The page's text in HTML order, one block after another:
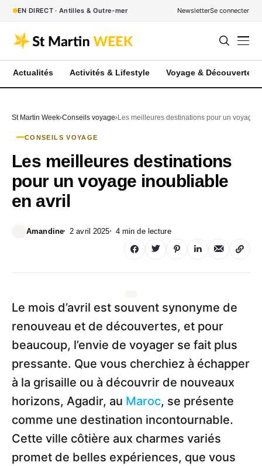
EN DIRECT · Antilles & Outre-mer NewsletterSe connecter
Actualités Activités & Lifestyle Voyage & Découverte
St Martin Week Conseils voyage Les meilleures destinations pour un voyage
CONSEILS VOYAGE
Les meilleures destinations
pour un voyage inoubliable
en avril
Amandine 2 avril 2025 4 min de lecture
Le mois d’avril est souvent synonyme de
renouveau et de découvertes, et pour
beaucoup, l’envie de voyager se fait plus
pressante. Que vous cherchiez à échapper
à la grisaille ou à découvrir de nouveaux
horizons, Agadir, au Maroc, se présente
comme une destination incontournable.
Cette ville côtière aux charmes variés
promet de belles expériences, que vous